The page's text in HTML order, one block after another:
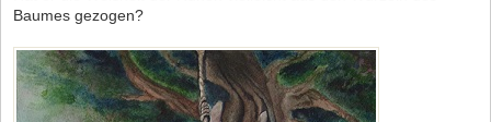
Baumes gezogen?